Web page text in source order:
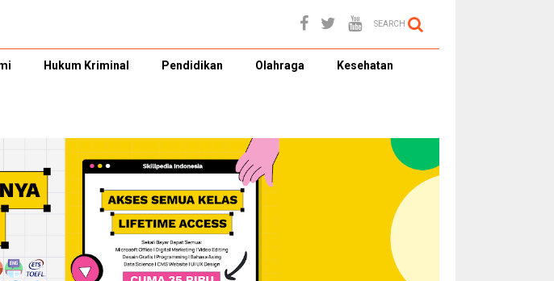
SEARCH
Hukum Kriminal Pendidikan Olahraga Kesehatan